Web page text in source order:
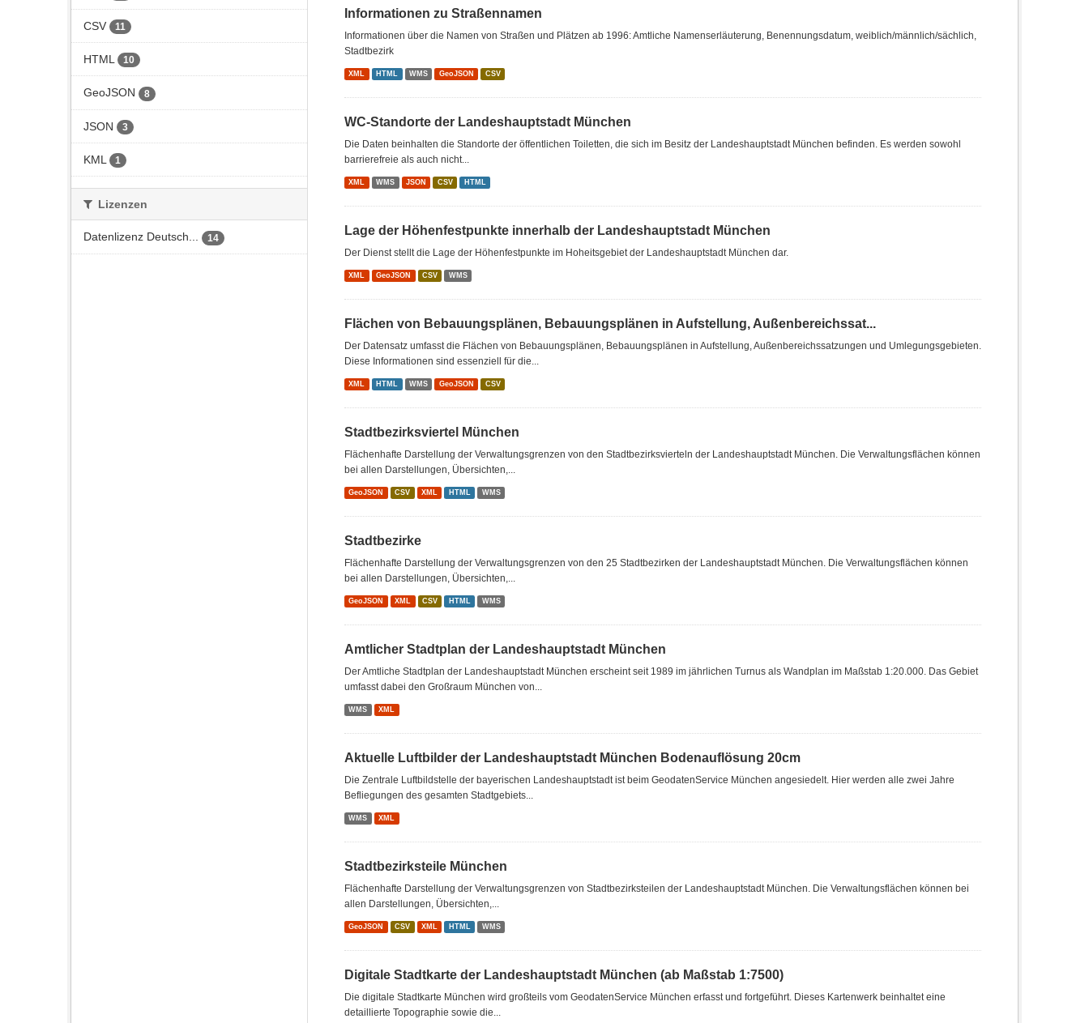
CSV 11
HTML 10
GeoJSON 8
JSON 3
KML 1
Lizenzen
Datenlizenz Deutsch... 14
Informationen zu Straßennamen
Informationen über die Namen von Straßen und Plätzen ab 1996: Amtliche Namenserläuterung, Benennungsdatum, weiblich/männlich/sächlich,
Stadtbezirk
XML HTML WMS GeoJSON CSV
WC-Standorte der Landeshauptstadt München
Die Daten beinhalten die Standorte der öffentlichen Toiletten, die sich im Besitz der Landeshauptstadt München befinden. Es werden sowohl
barrierefreie als auch nicht...
XML WMS JSON CSV HTML
Lage der Höhenfestpunkte innerhalb der Landeshauptstadt München
Der Dienst stellt die Lage der Höhenfestpunkte im Hoheitsgebiet der Landeshauptstadt München dar.
XML GeoJSON CSV WMS
Flächen von Bebauungsplänen, Bebauungsplänen in Aufstellung, Außenbereichssat...
Der Datensatz umfasst die Flächen von Bebauungsplänen, Bebauungsplänen in Aufstellung, Außenbereichssatzungen und Umlegungsgebieten.
Diese Informationen sind essenziell für die...
XML HTML WMS GeoJSON CSV
Stadtbezirksviertel München
Flächenhafte Darstellung der Verwaltungsgrenzen von den Stadtbezirksvierteln der Landeshauptstadt München. Die Verwaltungsflächen können
bei allen Darstellungen, Übersichten,...
GeoJSON CSV XML HTML WMS
Stadtbezirke
Flächenhafte Darstellung der Verwaltungsgrenzen von den 25 Stadtbezirken der Landeshauptstadt München. Die Verwaltungsflächen können
bei allen Darstellungen, Übersichten,...
GeoJSON XML CSV HTML WMS
Amtlicher Stadtplan der Landeshauptstadt München
Der Amtliche Stadtplan der Landeshauptstadt München erscheint seit 1989 im jährlichen Turnus als Wandplan im Maßstab 1:20.000. Das Gebiet
umfasst dabei den Großraum München von...
WMS XML
Aktuelle Luftbilder der Landeshauptstadt München Bodenauflösung 20cm
Die Zentrale Luftbildstelle der bayerischen Landeshauptstadt ist beim GeodatenService München angesiedelt. Hier werden alle zwei Jahre
Befliegungen des gesamten Stadtgebiets...
WMS XML
Stadtbezirksteile München
Flächenhafte Darstellung der Verwaltungsgrenzen von Stadtbezirksteilen der Landeshauptstadt München. Die Verwaltungsflächen können bei
allen Darstellungen, Übersichten,...
GeoJSON CSV XML HTML WMS
Digitale Stadtkarte der Landeshauptstadt München (ab Maßstab 1:7500)
Die digitale Stadtkarte München wird großteils vom GeodatenService München erfasst und fortgeführt. Dieses Kartenwerk beinhaltet eine
detaillierte Topographie sowie die...